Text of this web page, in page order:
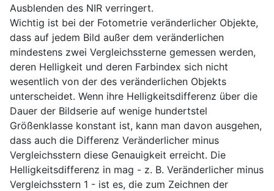
Ausblenden des NIR verringert.
Wichtig ist bei der Fotometrie veränderlicher Objekte,
dass auf jedem Bild außer dem veränderlichen
mindestens zwei Vergleichssterne gemessen werden,
deren Helligkeit und deren Farbindex sich nicht
wesentlich von der des veränderlichen Objekts
unterscheidet. Wenn ihre Helligkeitsdifferenz über die
Dauer der Bildserie auf wenige hundertstel
Größenklasse konstant ist, kann man davon ausgehen,
dass auch die Differenz Veränderlicher minus
Vergleichsstern diese Genauigkeit erreicht. Die
Helligkeitsdifferenz in mag - z. B. Veränderlicher minus
Vergleichsstern 1 - ist es, die zum Zeichnen der